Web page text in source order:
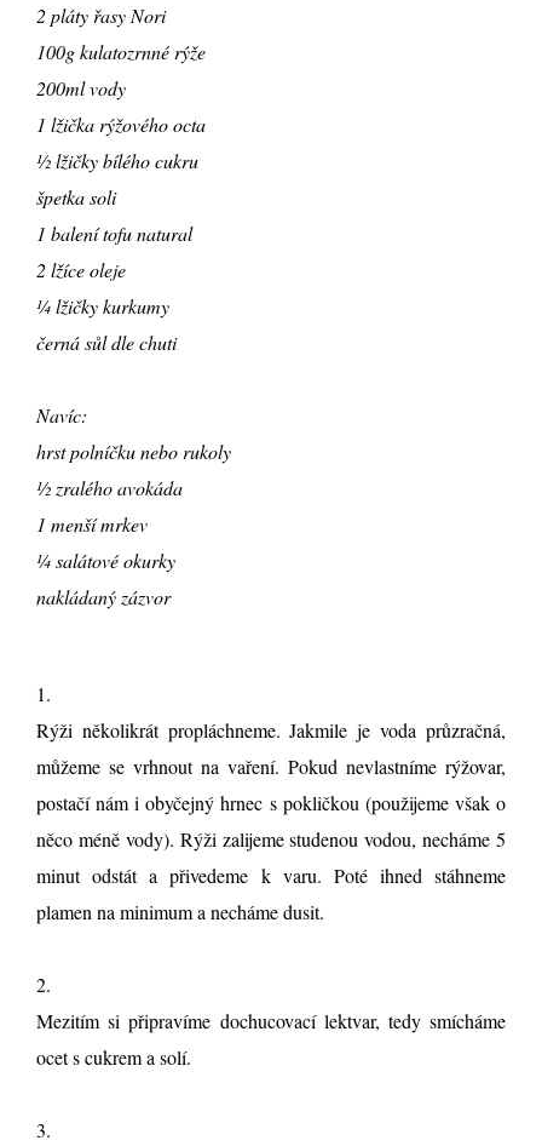
2 pláty řasy Nori
100g kulatozrnné rýže
200ml vody
1 lžička rýžového octa
½ lžičky bílého cukru
špetka soli
1 balení tofu natural
2 lžíce oleje
¼ lžičky kurkumy
černá sůl dle chuti
Navíc:
hrst polníčku nebo rukoly
½ zralého avokáda
1 menší mrkev
¼ salátové okurky
nakládaný zázvor
1.
Rýži několikrát propláchneme. Jakmile je voda průzračná,
můžeme se vrhnout na vaření. Pokud nevlastníme rýžovar,
postačí nám i obyčejný hrnec s pokličkou (použijeme však o
něco méně vody). Rýži zalijeme studenou vodou, necháme 5
minut odstát a přivedeme k varu. Poté ihned stáhneme
plamen na minimum a necháme dusit.
2.
Mezitím si připravíme dochucovací lektvar, tedy smícháme
ocet s cukrem a solí.
3.